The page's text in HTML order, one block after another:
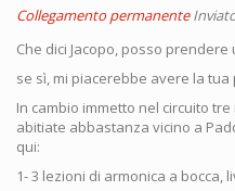
Collegamento permanente
Che dici Jacopo, posso
se sì, mi piacerebbe avere la
In cambio immetto nel circuito
abitiate abbastanza vicino a
qui:
1- 3 lezioni di armonica a